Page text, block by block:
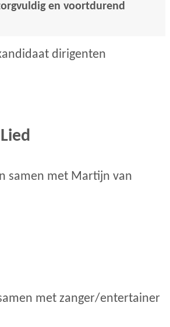
dirigenten
samen met Martijn van
met zanger/entertainer
en voortdurend